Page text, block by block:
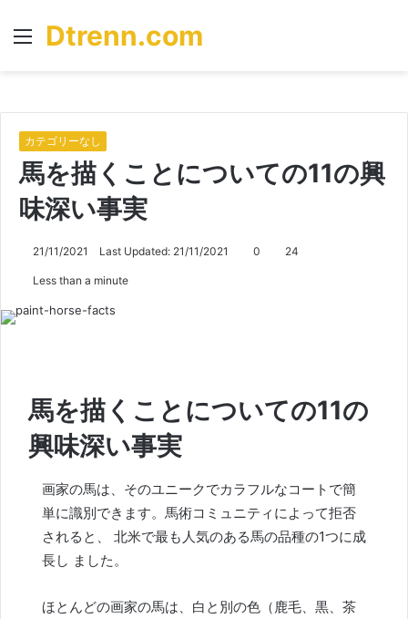
Menu
Dtrenn.com
カテゴリーなし
馬を描くことについての11の興
味深い事実
21/11/2021 Last Updated: 21/11/2021 0 24
Less than a minute
馬を描くことについての11の
興味深い事実
画家の馬は、そのユニークでカラフルなコートで簡
単に識別できます。馬術コミュニティによって拒否
されると、
北米で最も人気のある馬の品種の1つに成
長し ました。
ほとんどの画家の馬は、白と別の色（鹿毛、黒、茶